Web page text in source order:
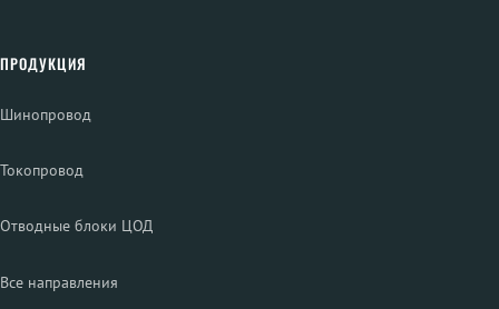
ПРОДУКЦИЯ
Шинопровод
Токопровод
Отводные блоки ЦОД
Все направления